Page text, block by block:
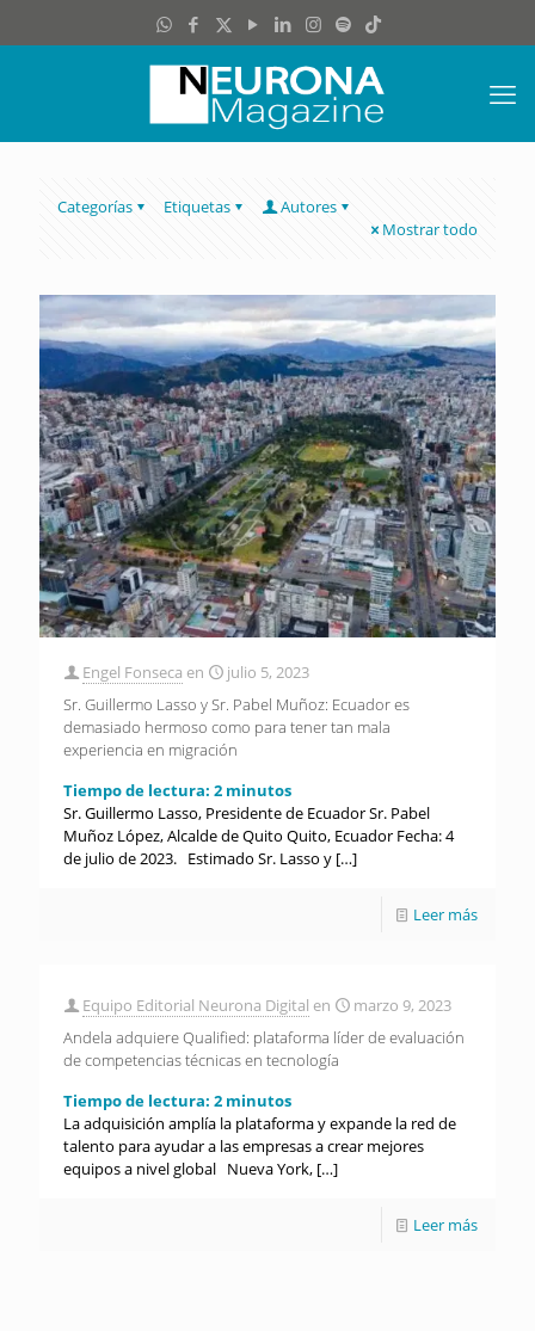
Categorías Etiquetas
Autores
Mostrar todo
Engel Fonseca en
julio 5, 2023
Sr. Guillermo Lasso y Sr. Pabel Muñoz: Ecuador es
demasiado hermoso como para tener tan mala
experiencia en migración
Tiempo de lectura: 2 minutos
Sr. Guillermo Lasso, Presidente de Ecuador Sr. Pabel
Muñoz López, Alcalde de Quito Quito, Ecuador Fecha: 4
de julio de 2023. Estimado Sr. Lasso y […]
Leer más
Equipo Editorial Neurona Digital en
marzo 9, 2023
Andela adquiere Qualified: plataforma líder de evaluación
de competencias técnicas en tecnología
Tiempo de lectura: 2 minutos
La adquisición amplía la plataforma y expande la red de
talento para ayudar a las empresas a crear mejores
equipos a nivel global Nueva York, […]
Leer más